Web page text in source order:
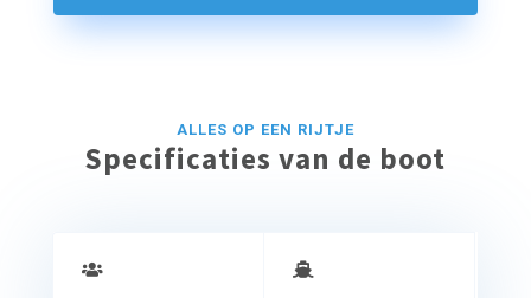
ALLES OP EEN RIJTJE
Specificaties van de boot